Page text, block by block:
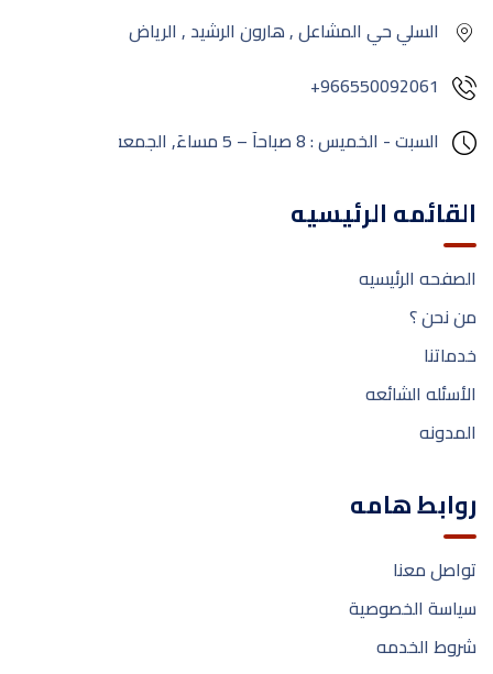
السلي حي المشاعل , هارون الرشيد , الرياض
+966550092061
السبت - الخميس : 8 صباحآ – 5 مساءَ,
الجمعة:
القائمه الرئيسيه
الصفحه الرئيسيه
من نحن ؟
خدماتنا
الأسئله الشائعه
المدونه
روابط هامه
تواصل معنا
سياسة الخصوصية
شروط الخدمه